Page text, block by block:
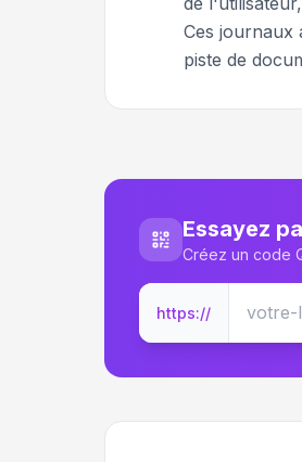
Ces journaux
piste de
Essayez
Créez un code
https://